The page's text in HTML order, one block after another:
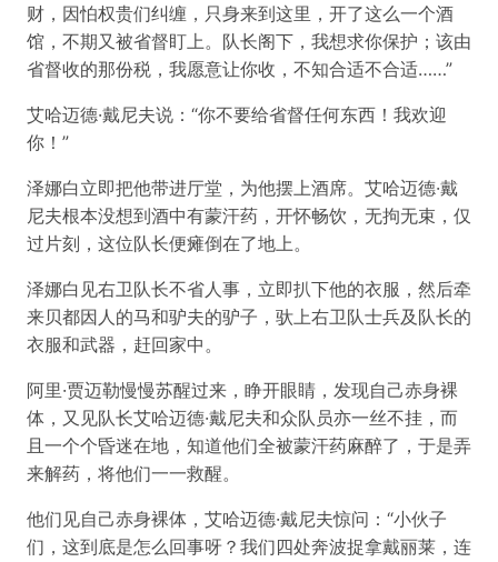
财，因怕权贵们纠缠，只身来到这里，开了这么一个酒
馆，不期又被省督盯上。队长阁下，我想求你保护；该由
省督收的那份税，我愿意让你收，不知合适不合适……”
艾哈迈德·戴尼夫说：“你不要给省督任何东西！我欢迎
你！”
泽娜白立即把他带进厅堂，为他摆上酒席。艾哈迈德·戴
尼夫根本没想到酒中有蒙汗药，开怀畅饮，无拘无束，仅
过片刻，这位队长便瘫倒在了地上。
泽娜白见右卫队长不省人事，立即扒下他的衣服，然后牵
来贝都因人的马和驴夫的驴子，驮上右卫队士兵及队长的
衣服和武器，赶回家中。
阿里·贾迈勒慢慢苏醒过来，睁开眼睛，发现自己赤身裸
体，又见队长艾哈迈德·戴尼夫和众队员亦一丝不挂，而
且一个个昏迷在地，知道他们全被蒙汗药麻醉了，于是弄
来解药，将他们一一救醒。
他们见自己赤身裸体，艾哈迈德·戴尼夫惊问：“小伙子
们，这到底是怎么回事呀？我们四处奔波捉拿戴丽莱，连